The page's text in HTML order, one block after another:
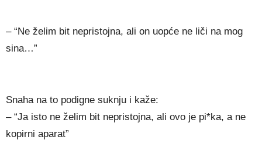
– “Ne želim bit nepristojna, ali on uopće ne liči na mog
sina…”
Snaha na to podigne suknju i kaže:
– “Ja isto ne želim bit nepristojna, ali ovo je pi*ka, a ne
kopirni aparat”